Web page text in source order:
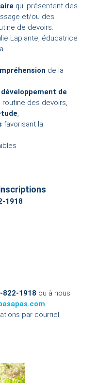
qui présentent des
et/ou des
de devoirs.
Laplante, éducatrice
:
de la
de
routine des devoirs,
favorisant la
1918
822-1918 ou à nous
par courriel.